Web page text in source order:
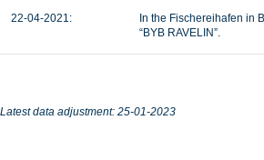
22-04-2021:
In the Fischereihafen in
“BYB RAVELIN”.
Latest data adjustment: 25-01-2023